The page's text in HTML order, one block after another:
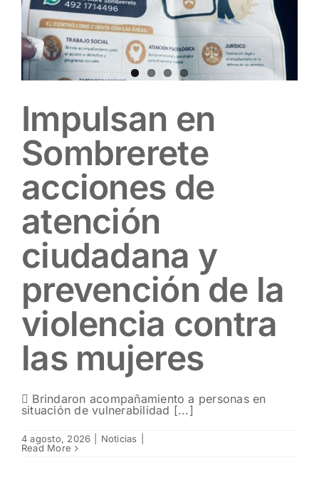
Impulsan en
Sombrerete
acciones de
atención
ciudadana y
prevención de la
violencia contra
las mujeres
 Brindaron acompañamiento a personas en
situación de vulnerabilidad [...]
4 agosto, 2026 Noticias
Read More